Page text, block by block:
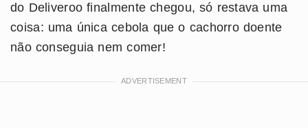
do Deliveroo finalmente chegou, só restava uma
coisa: uma única cebola que o cachorro doente
não conseguia nem comer!